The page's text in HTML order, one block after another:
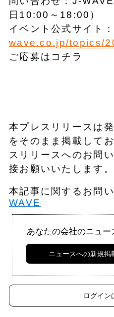
日10:00～18:00）
イベント公式サイト：
wave.co.jp/topics/
ご応募はコチラ
本プレスリリースは
をそのまま掲載して
スリリースへのお問
接お願いいたします。
本記事に関するお問
WAVE
あなたの会社のニュー
ニュースへの新規掲
ログイン